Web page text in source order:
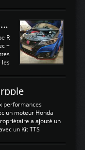
de la large bande
sweeney deepfake
connectée sur
pour
l'information est une
variable d'un
le ...
Préparation Honda Civic Type R FK2
R
+
les
le
le
performances
un moteur Honda
a ajouté un
un Kit TTS